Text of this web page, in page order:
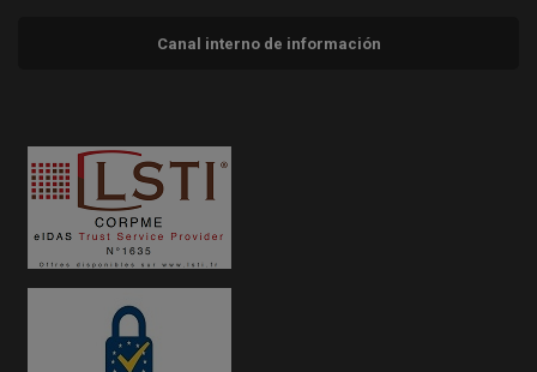
Canal interno de información